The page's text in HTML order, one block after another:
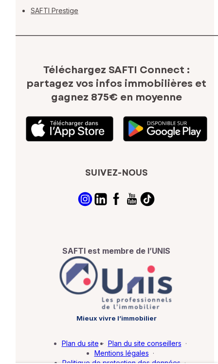
SAFTI Prestige
Téléchargez SAFTI Connect :
partagez vos infos immobilières et
gagnez 875€ en moyenne
SUIVEZ-NOUS
SAFTI est membre de l’UNIS
Mieux vivre l’immobilier
Plan du site · Plan du site conseillers ·
Mentions légales ·